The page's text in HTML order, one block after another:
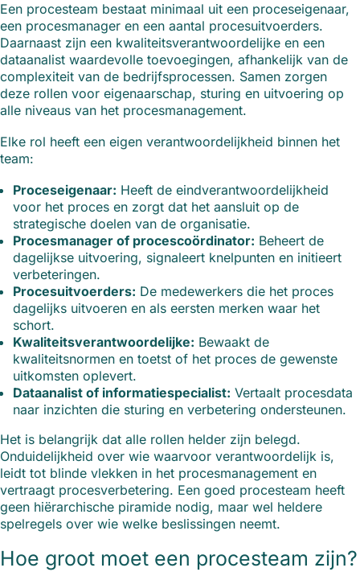
Een procesteam bestaat minimaal uit een proceseigenaar,
een procesmanager en een aantal procesuitvoerders.
Daarnaast zijn een kwaliteitsverantwoordelijke en een
dataanalist waardevolle toevoegingen, afhankelijk van de
complexiteit van de bedrijfsprocessen. Samen zorgen
deze rollen voor eigenaarschap, sturing en uitvoering op
alle niveaus van het procesmanagement.
Elke rol heeft een eigen verantwoordelijkheid binnen het
team:
Proceseigenaar: Heeft de eindverantwoordelijkheid
voor het proces en zorgt dat het aansluit op de
strategische doelen van de organisatie.
Procesmanager of procescoördinator: Beheert de
dagelijkse uitvoering, signaleert knelpunten en initieert
verbeteringen.
Procesuitvoerders: De medewerkers die het proces
dagelijks uitvoeren en als eersten merken waar het
schort.
Kwaliteitsverantwoordelijke: Bewaakt de
kwaliteitsnormen en toetst of het proces de gewenste
uitkomsten oplevert.
Dataanalist of informatiespecialist: Vertaalt procesdata
naar inzichten die sturing en verbetering ondersteunen.
Het is belangrijk dat alle rollen helder zijn belegd.
Onduidelijkheid over wie waarvoor verantwoordelijk is,
leidt tot blinde vlekken in het procesmanagement en
vertraagt procesverbetering. Een goed procesteam heeft
geen hiërarchische piramide nodig, maar wel heldere
spelregels over wie welke beslissingen neemt.
Hoe groot moet een procesteam zijn?